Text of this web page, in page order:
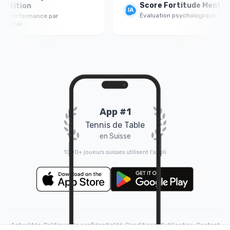
par
Score Fortitude Mentale
Évaluation psychologique jeu par
App #1
Tennis de Table
en Suisse
1000+ joueurs suisses utilisent l'appli
Actualités•Politique de confidentialité•Conditions d'utilisation•Contact